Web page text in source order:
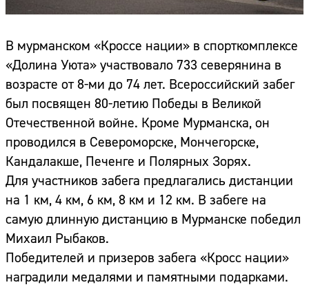
В мурманском «Кроссе нации» в спорткомплексе
«Долина Уюта» участвовало 733 северянина в
возрасте от 8-ми до 74 лет. Всероссийский забег
был посвящен 80-летию Победы в Великой
Отечественной войне. Кроме Мурманска, он
проводился в Североморске, Мончегорске,
Кандалакше, Печенге и Полярных Зорях.
Для участников забега предлагались дистанции
на 1 км, 4 км, 6 км, 8 км и 12 км. В забеге на
самую длинную дистанцию в Мурманске победил
Михаил Рыбаков.
Победителей и призеров забега «Кросс нации»
наградили медалями и памятными подарками.